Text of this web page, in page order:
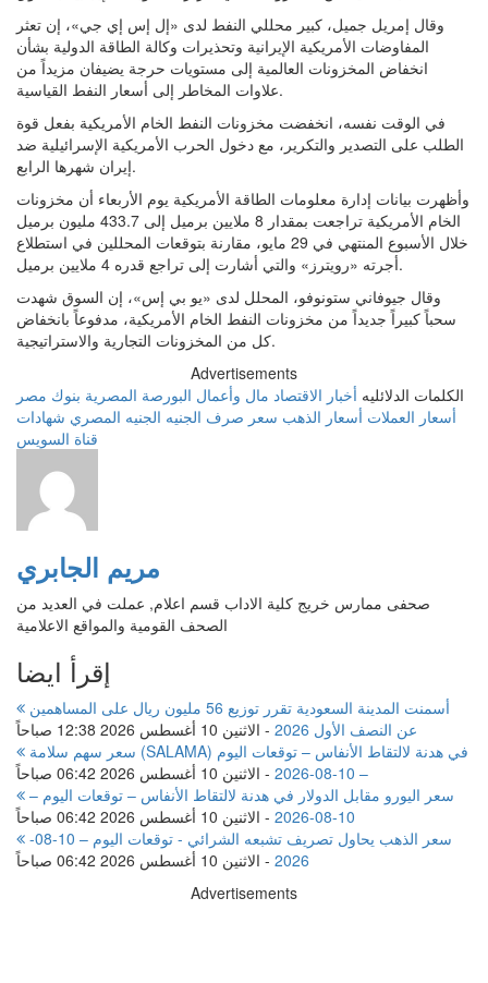
وقال إمريل جميل، كبير محللي النفط لدى «إل إس إي جي»، إن تعثر
المفاوضات الأمريكية الإيرانية وتحذيرات وكالة الطاقة الدولية بشأن
انخفاض المخزونات العالمية إلى مستويات حرجة يضيفان مزيداً من
علاوات المخاطر إلى أسعار النفط القياسية.
في الوقت نفسه، انخفضت مخزونات النفط الخام الأمريكية بفعل قوة
الطلب على التصدير والتكرير، مع دخول الحرب الأمريكية الإسرائيلية ضد
إيران شهرها الرابع.
وأظهرت بيانات إدارة معلومات الطاقة الأمريكية يوم الأربعاء أن مخزونات
الخام الأمريكية تراجعت بمقدار 8 ملايين برميل إلى 433.7 مليون برميل
خلال الأسبوع المنتهي في 29 مايو، مقارنة بتوقعات المحللين في استطلاع
أجرته «رويترز» والتي أشارت إلى تراجع قدره 4 ملايين برميل.
وقال جيوفاني ستونوفو، المحلل لدى «يو بي إس»، إن السوق شهدت
سحباً كبيراً جديداً من مخزونات النفط الخام الأمريكية، مدفوعاً بانخفاض
كل من المخزونات التجارية والاستراتيجية.
Advertisements
الكلمات الدلائليه أخبار الاقتصاد مال وأعمال البورصة المصرية بنوك مصر
أسعار العملات أسعار الذهب سعر صرف الجنيه الجنيه المصري شهادات
قناة السويس
مريم الجابري
صحفى ممارس خريج كلية الاداب قسم اعلام, عملت في العديد من
الصحف القومية والمواقع الاعلامية
إقرأ ايضا
عن النصف الأول 2026
- الاثنين 10 أغسطس 2026 12:38 صباحاً
– 10-08-2026
- الاثنين 10 أغسطس 2026 06:42 صباحاً
10-08-2026
- الاثنين 10 أغسطس 2026 06:42 صباحاً
2026
- الاثنين 10 أغسطس 2026 06:42 صباحاً
Advertisements